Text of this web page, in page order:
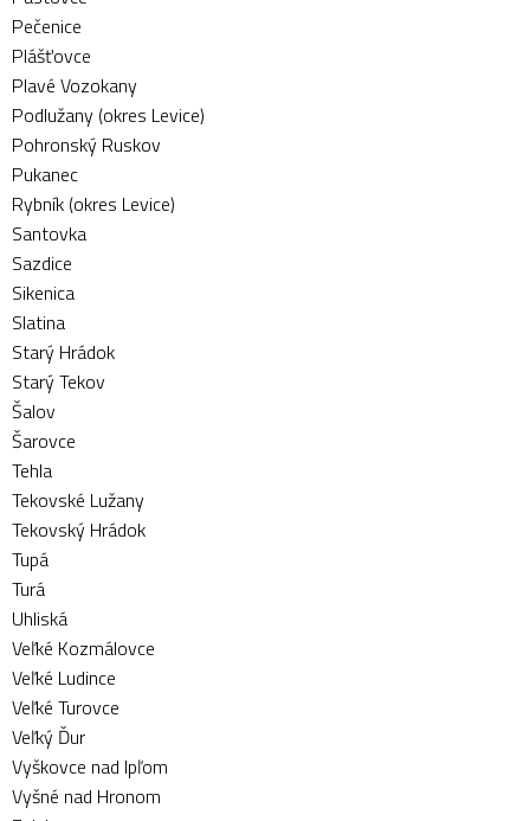
Pečenice
Plášťovce
Plavé Vozokany
Podlužany (okres Levice)
Pohronský Ruskov
Pukanec
Rybník (okres Levice)
Santovka
Sazdice
Sikenica
Slatina
Starý Hrádok
Starý Tekov
Šalov
Šarovce
Tehla
Tekovské Lužany
Tekovský Hrádok
Tupá
Turá
Uhliská
Veľké Kozmálovce
Veľké Ludince
Veľké Turovce
Veľký Ďur
Vyškovce nad Ipľom
Vyšné nad Hronom